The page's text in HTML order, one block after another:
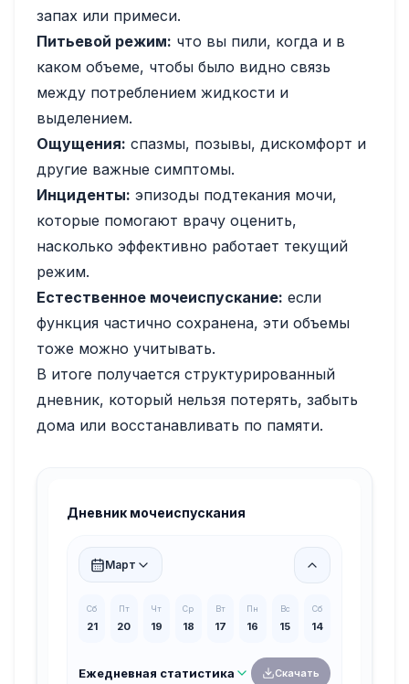
запах или примеси.
Питьевой режим: что вы пили, когда и в
каком объеме, чтобы было видно связь
между потреблением жидкости и
выделением.
Ощущения: спазмы, позывы, дискомфорт и
другие важные симптомы.
Инциденты: эпизоды подтекания мочи,
которые помогают врачу оценить,
насколько эффективно работает текущий
режим.
Естественное мочеиспускание: если
функция частично сохранена, эти объемы
тоже можно учитывать.
В итоге получается структурированный
дневник, который нельзя потерять, забыть
дома или восстанавливать по памяти.
Дневник мочеиспускания
Март
Сб
21
Пт
20
Чт
19
Ср
18
Вт
17
Пн
16
Вс
15
Сб
14
Ежедневная статистика Скачать